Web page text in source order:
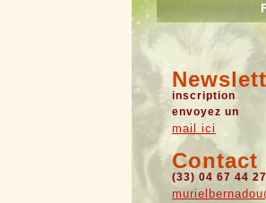
inscription
envoyez un
mail ici
Contact
(33) 04 67 44